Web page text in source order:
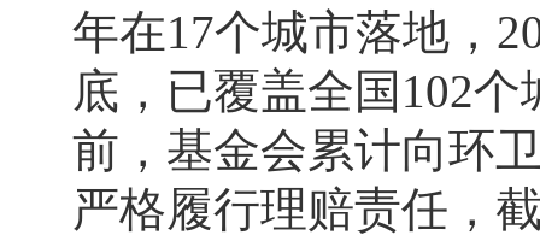
年在17个城市落地，
底，已覆盖全国102
前，基金会累计向环
严格履行理赔责任，